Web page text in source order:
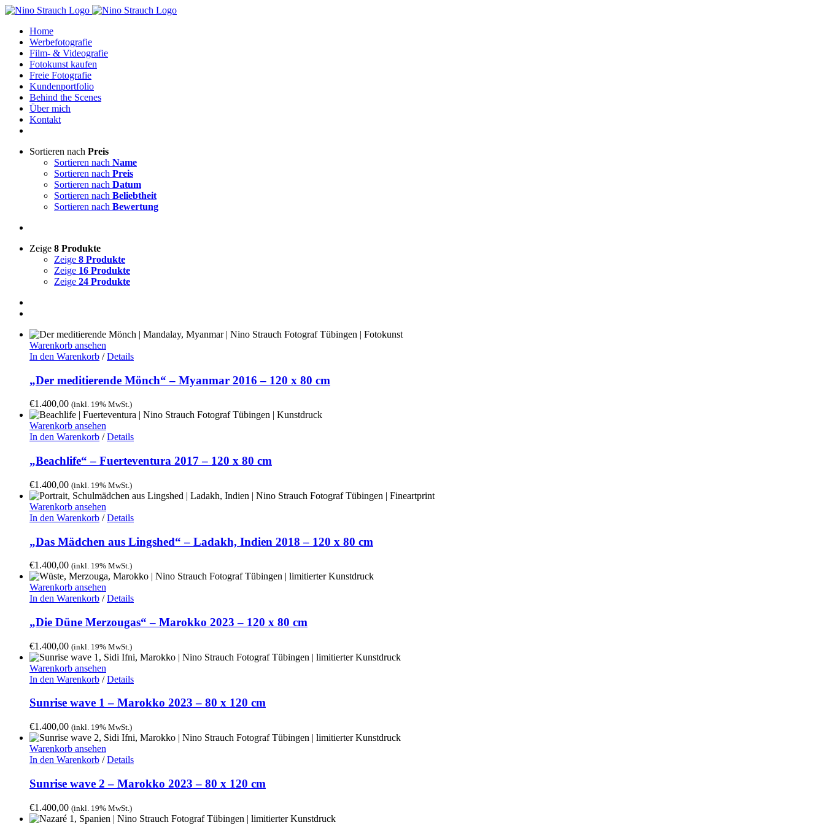
Zum
springenHome
Werbefotografie
Film- & Videografie
Fotokunst kaufen
Freie Fotografie
Kundenportfolio
Behind the Scenes
Über mich
Kontakt
Sortieren nach Preis
Sortieren nach Name
Sortieren nach Preis
Sortieren nach Datum
Sortieren nach Beliebtheit
Sortieren nach Bewertung
Zeige 8 Produkte
Zeige 8 Produkte
Zeige 16 Produkte
Zeige 24 Produkte
Warenkorb ansehen
In den Warenkorb / Details
„Der meditierende Mönch“ – Myanmar 2016 – 120 x 80 cm
€1.400,00 (inkl. 19% MwSt.)
Warenkorb ansehen
In den Warenkorb / Details
„Beachlife“ – Fuerteventura 2017 – 120 x 80 cm
€1.400,00 (inkl. 19% MwSt.)
Warenkorb ansehen
In den Warenkorb / Details
„Das Mädchen aus Lingshed“ – Ladakh, Indien 2018 – 120 x 80 cm
€1.400,00 (inkl. 19% MwSt.)
Warenkorb ansehen
In den Warenkorb / Details
„Die Düne Merzougas“ – Marokko 2023 – 120 x 80 cm
€1.400,00 (inkl. 19% MwSt.)
Warenkorb ansehen
In den Warenkorb / Details
Sunrise wave 1 – Marokko 2023 – 80 x 120 cm
€1.400,00 (inkl. 19% MwSt.)
Warenkorb ansehen
In den Warenkorb / Details
Sunrise wave 2 – Marokko 2023 – 80 x 120 cm
€1.400,00 (inkl. 19% MwSt.)